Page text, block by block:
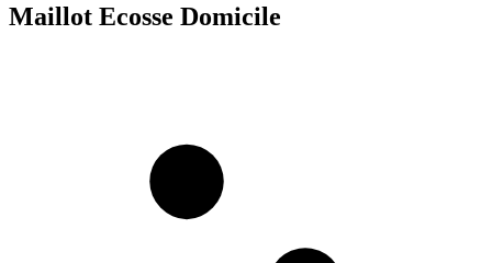
Maillot Ecosse Domicile